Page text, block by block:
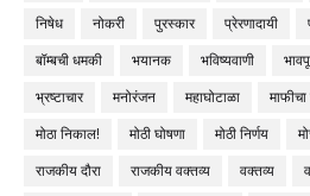
निषेध
नोकरी पुरस्कार प्रेरणादायी
बॉम्बची धमकी
भयानक भविष्यवाणी
भ्रष्टाचार
मनोरंजन महाघोटाळा माफीचा
मोठा निकाल!
मोठी घोषणा मोठी निर्णय
राजकीय दौरा
राजकीय वक्तव्य वक्तव्य